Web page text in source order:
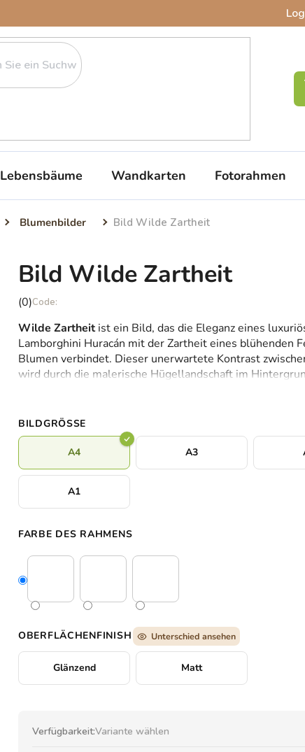
Lebensbäume Wandkarten Fotorahmen
Blumenbilder Bild Wilde Zartheit
Bild Wilde Zartheit
Die
Produktbewertung
ist
0,0
von
(0)
Wilde Zartheitist ein Bild, das die Eleganz eines
Lamborghini Huracán mit der Zartheit eines blühenden
Blumen verbindet. Dieser unerwartete Kontrast
wird durch die malerische Hügellandschaft im
Himmel mit Wolken noch verstärkt. Das Bild wirkt
Effekten.
BILDGRÖSSE
A4 A3
A1
FARBE DES RAHMENS
OBERFLÄCHENFINISH Unterschied ansehen
Glänzend Matt
Verfügbarkeit:Variante wählen